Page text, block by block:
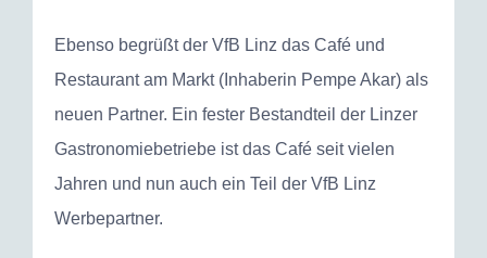
Ebenso begrüßt der VfB Linz das Café und
Restaurant am Markt (Inhaberin Pempe Akar) als
neuen Partner. Ein fester Bestandteil der Linzer
Gastronomiebetriebe ist das Café seit vielen
Jahren und nun auch ein Teil der VfB Linz
Werbepartner.